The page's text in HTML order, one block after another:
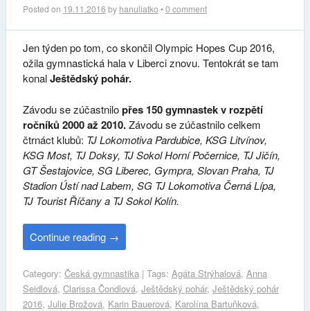
Posted on 19.11.2016 by hanuliatko •0 comment
Jen týden po tom, co skončil Olympic Hopes Cup 2016,
ožila gymnastická hala v Liberci znovu. Tentokrát se tam
konalJeštědský pohár.
Závodu se zúčastnilopřes 150 gymnastek v rozpětí
ročníků 2000 až 2010.Závodu se zúčastnilo celkem
čtrnáct klubů: TJ Lokomotiva Pardubice, KSG Litvínov,
KSG Most, TJ Doksy, TJ Sokol Horní Počernice, TJ Jičín,
GT Šestajovice, SG Liberec, Gympra, Slovan Praha, TJ
Stadion Ústí nad Labem, SG TJ Lokomotiva Černá Lípa,
TJ Tourist Říčany a TJ Sokol Kolín.
Continue reading →
Category: Česká gymnastika| Tags: Agáta Strýhalová, Anna
Seidlová, Clarissa Čondlová, Ještědský pohár, Ještědský pohár
2016, Julie Brožová, Karin Bauerová, Karolína Bartuňková,